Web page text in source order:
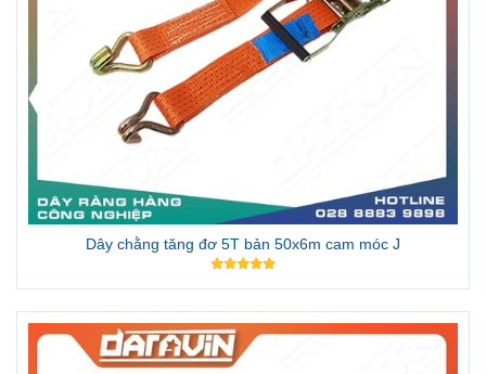
Dây chằng tăng đơ 5T bản 50x6m cam móc J